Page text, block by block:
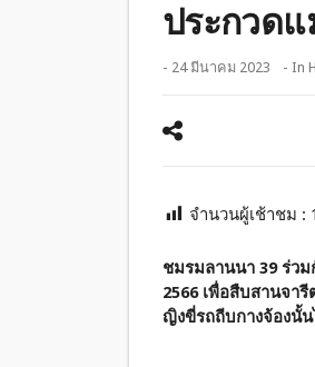
ประกวด
- 24 มีนาคม 2023 - In
จำนวนผู้เช้าชม :
ชมรมลานนา 39 ร่ว
2566 เพื่อสืบสานจา
ญิงขี่รถถีบกางจ้องนั้